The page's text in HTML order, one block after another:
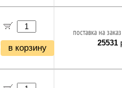
в корзину
поставка на
25531